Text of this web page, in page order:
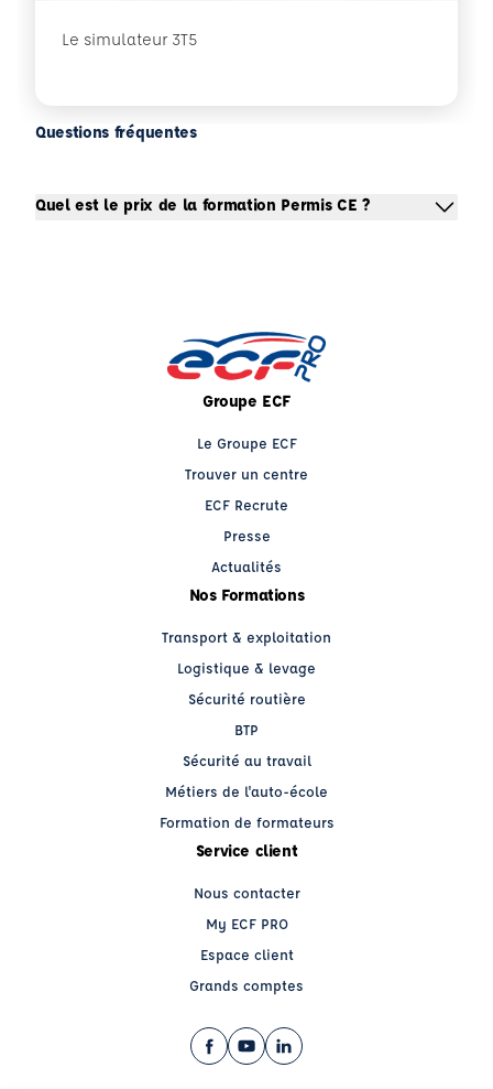
Le simulateur 3T5
Questions fréquentes
Quel est le prix de la formation Permis CE ?
Groupe ECF
Le Groupe ECF
Trouver un centre
ECF Recrute
Presse
Actualités
Nos Formations
Transport & exploitation
Logistique & levage
Sécurité routière
BTP
Sécurité au travail
Métiers de l'auto-école
Formation de formateurs
Service client
Nous contacter
My ECF PRO
Espace client
Grands comptes
Facebook (nouvelle fenêtre)
YouTube (nouvelle fenêtre)
LinkedIn (nouvelle fenêtre)